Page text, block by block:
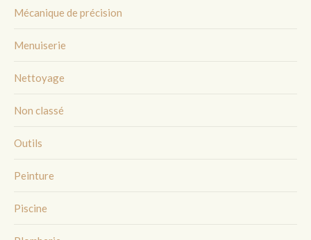
Mécanique de précision
Menuiserie
Nettoyage
Non classé
Outils
Peinture
Piscine